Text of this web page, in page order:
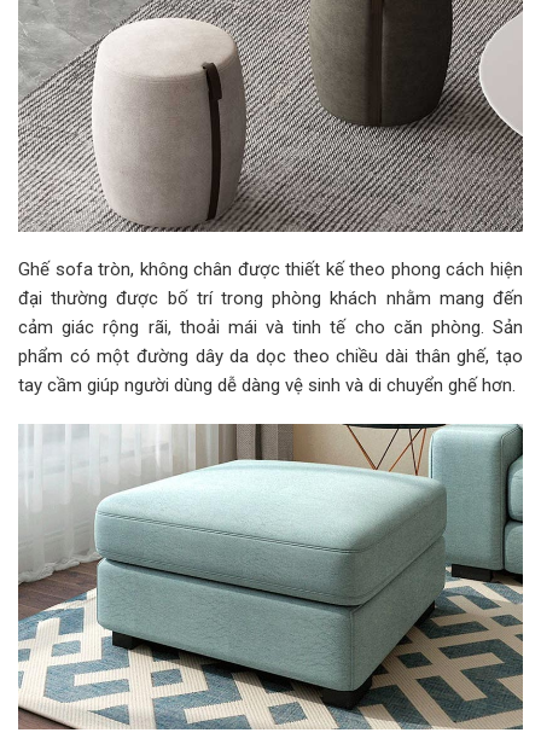
Ghế sofa tròn, không chân được thiết kế theo phong cách hiện
đại thường được bố trí trong phòng khách nhằm mang đến
cảm giác rộng rãi, thoải mái và tinh tế cho căn phòng. Sản
phẩm có một đường dây da dọc theo chiều dài thân ghế, tạo
tay cầm giúp người dùng dễ dàng vệ sinh và di chuyển ghế hơn.